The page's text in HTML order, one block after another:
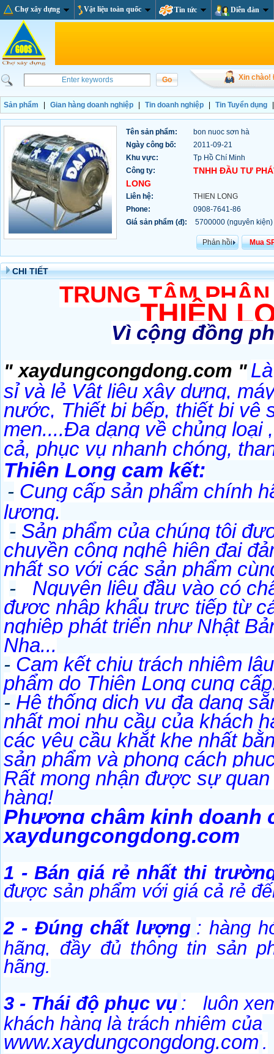
Chợ xây dựng Vật liệu toàn quốc Tin tức Diễn đàn
Xin chào!
Sản phẩm Gian hàng doanh nghiệp Tin doanh nghiệp Tin Tuyển dụng
Tên sản phẩm:
bon nuoc sơn hà
Ngày công bố:
2011-09-21
Khu vực:
Tp Hồ Chí Minh
Công ty:
TNHH ĐẦU TƯ
LONG
Liên hệ:
THIEN LONG
Phone:
0908-7641-86
Giá sản phẩm (đ):
5700000 (nguyên kiện)
Phản hồi Mua
CHI TIẾT
TRUNG TÂM
THIÊN
Vì cộng đồng
" xaydungcongdong.com "
sỉ và lẻ Vật liệu xây dựng,
nước, Thiết bị bếp, thiết bị vệ
men....Đa dạng về chủng loại
cả, phục vụ nhanh chóng,
Thiên Long cam kết:
- Cung cấp sản phẩm chính
lượng.
- Sản phẩm của chúng tôi
chuyền công nghệ hiện đại
nhất so với các sản phẩm
- Nguyên liệu đầu vào có
được nhập khẩu trực tiếp từ
nghiệp phát triển như Nhật
Nha...
- Cam kết chịu trách nhiệm
phẩm do Thiên Long cung
- Hệ thống dịch vụ đa dạng
nhất mọi nhu cầu của khách
các yêu cầu khắt khe nhất
sản phẩm và phong cách
Rất mong nhận được sự
hàng!
Phương châm kinh doanh
xaydungcongdong.com
1 - Bán giá rẻ nhất thị
được sản phẩm với giá cả rẻ
2 - Đúng chất lượng : hàng
hãng, đầy đủ thông tin sản
hãng.
3 - Thái độ phục vụ : luôn
khách hàng là trách nhiệm của
www.xaydungcongdong.com .